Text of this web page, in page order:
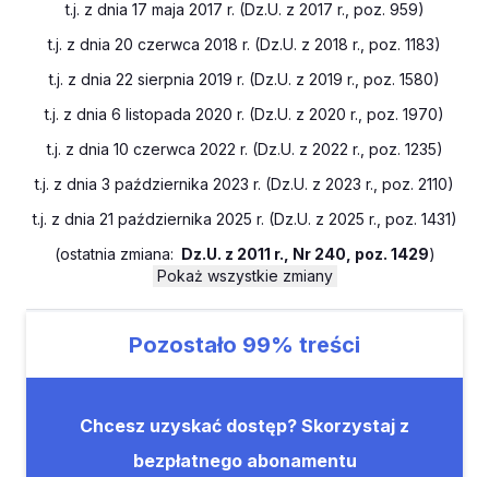
t.j. z dnia 17 maja 2017 r. (Dz.U. z 2017 r., poz. 959)
t.j. z dnia 20 czerwca 2018 r. (Dz.U. z 2018 r., poz. 1183)
t.j. z dnia 22 sierpnia 2019 r. (Dz.U. z 2019 r., poz. 1580)
t.j. z dnia 6 listopada 2020 r. (Dz.U. z 2020 r., poz. 1970)
t.j. z dnia 10 czerwca 2022 r. (Dz.U. z 2022 r., poz. 1235)
t.j. z dnia 3 października 2023 r. (Dz.U. z 2023 r., poz. 2110)
t.j. z dnia 21 października 2025 r. (Dz.U. z 2025 r., poz. 1431)
(ostatnia zmiana: Dz.U. z 2011 r., Nr 240, poz. 1429)
Pokaż wszystkie zmiany
Pozostało 99% treści
Chcesz uzyskać dostęp? Skorzystaj z
bezpłatnego abonamentu